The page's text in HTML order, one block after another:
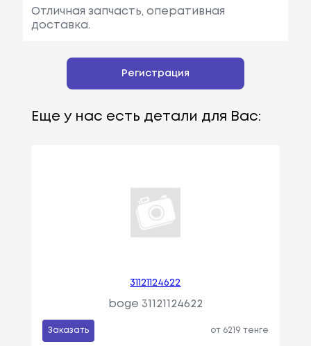
Отличная запчасть, оперативная
доставка.
Регистрация
Еще у нас есть детали для Вас:
31121124622
boge 31121124622
Заказать от 6219 тенге